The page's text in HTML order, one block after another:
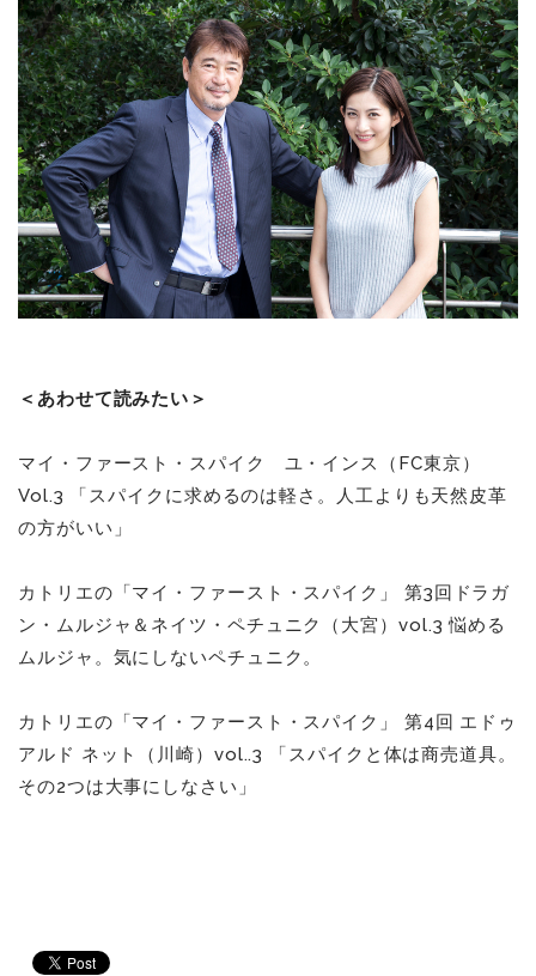
＜あわせて読みたい＞
マイ・ファースト・スパイク ユ・インス（FC東京）
Vol.3 「スパイクに求めるのは軽さ。人工よりも天然皮革
の方がいい」
カトリエの「マイ・ファースト・スパイク」 第3回ドラガ
ン・ムルジャ＆ネイツ・ペチュニク（大宮）vol.3 悩める
ムルジャ。気にしないペチュニク。
カトリエの「マイ・ファースト・スパイク」 第4回 エドゥ
アルド ネット（川崎）vol..3 「スパイクと体は商売道具。
その2つは大事にしなさい」